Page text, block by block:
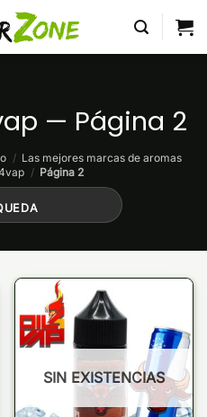
— Página 2
/ Las mejores marcas de aromas
/ Página 2
SIN EXISTENCIAS